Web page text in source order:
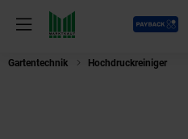
Menü
Payback
Gartentechnik Hochdruckreiniger